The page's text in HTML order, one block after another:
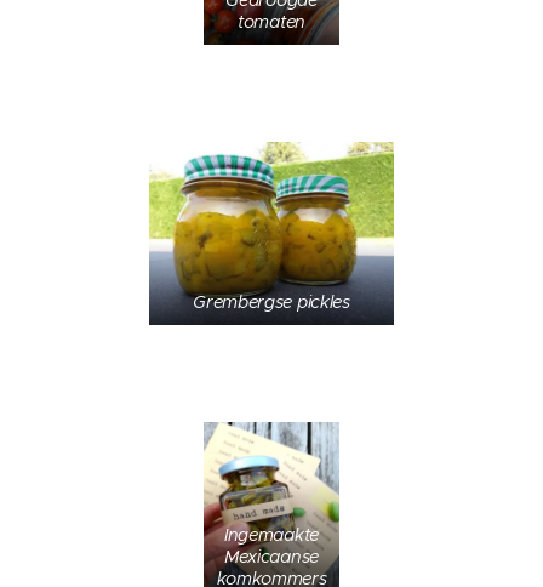
tomaten
Grembergse pickles
Ingemaakte
Mexicaanse
komkommers